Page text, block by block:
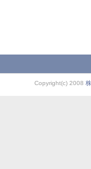
Copyright(c) 2008